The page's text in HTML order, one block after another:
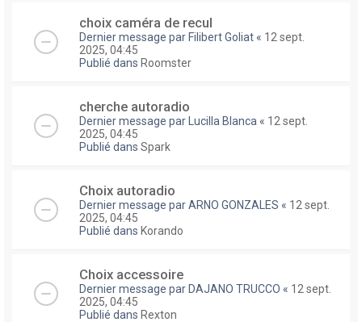
choix caméra de recul
Dernier message par Filibert Goliat « 12 sept.
2025, 04:45
Publié dans Roomster
cherche autoradio
Dernier message par Lucilla Blanca « 12 sept.
2025, 04:45
Publié dans Spark
Choix autoradio
Dernier message parARNO GONZALES « 12 sept.
2025, 04:45
Publié dans Korando
Choix accessoire
Dernier message par DAJANO TRUCCO « 12 sept.
2025, 04:45
Publié dans Rexton